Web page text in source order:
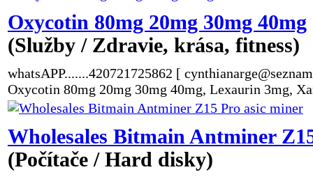
Oxycotin 80mg 20mg 30mg 40mg
(Služby / Zdravie, krása, fitness)
whatsAPP.......420721725862 [
Oxycotin 80mg 20mg 30mg 40mg, Lexaurin 3mg,
Wholesales Bitmain Antminer
(Počítače / Hard disky)